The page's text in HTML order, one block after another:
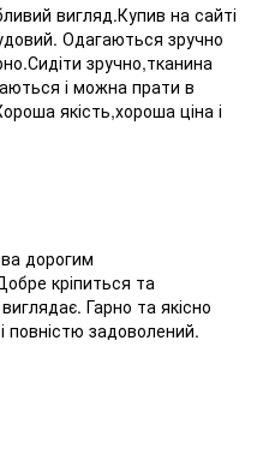
вигляд.Купив на сайті
Одагаються зручно
зручно,тканина
і можна прати в
якість,хороша ціна і
дорогим
кріпиться та
Гарно та якісно
повністю задоволений.